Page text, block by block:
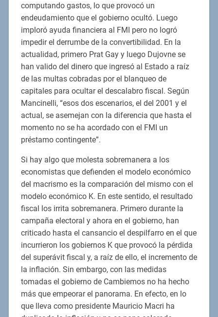
computando gastos, lo que provocó un
endeudamiento que el gobierno ocultó. Luego
imploró ayuda financiera al FMI pero no logró
impedir el derrumbe de la convertibilidad. En la
actualidad, primero Prat Gay y luego Dujovne se
han valido del dinero que ingresó al Estado a raíz
de las multas cobradas por el blanqueo de
capitales para ocultar el descalabro fiscal. Según
Mancinelli, “esos dos escenarios, el del 2001 y el
actual, se asemejan con la diferencia que hasta el
momento no se ha acordado con el FMI un
préstamo contingente”.
Si hay algo que molesta sobremanera a los
economistas que defienden el modelo económico
del macrismo es la comparación del mismo con el
modelo económico K. En este sentido, el resultado
fiscal los irrita sobremanera. Primero durante la
campaña electoral y ahora en el gobierno, han
criticado hasta el cansancio el despilfarro en el que
incurrieron los gobiernos K que provocó la pérdida
del superávit fiscal y, a raíz de ello, el incremento de
la inflación. Sin embargo, con las medidas
tomadas el gobierno de Cambiemos no ha hecho
más que empeorar el panorama. En efecto, en lo
que lleva como presidente Mauricio Macri ha